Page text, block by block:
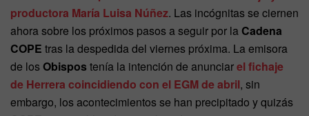
productora María Luisa Núñez. Las incógnitas se ciernen
ahora sobre los próximos pasos a seguir por la Cadena
COPE tras la despedida del viernes próxima. La emisora
de losObispos tenía la intención de anunciarel fichaje
de Herrera coincidiendo con el EGM de abril, sin
embargo, los acontecimientos se han precipitado y quizás